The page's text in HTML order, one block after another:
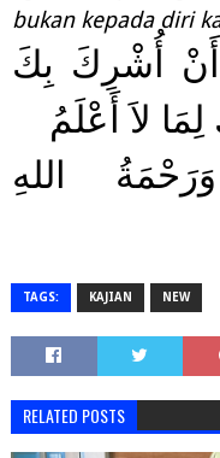
bukan kepada diri
أَنْ أُشْرِكَ بِكَ
لاَ أَعْلَمُ
اللهِ
TAGS: KAJIAN NEW
RELATED POSTS